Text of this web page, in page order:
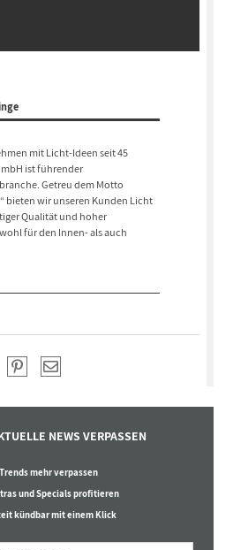
mit Licht-Ideen seit 45
ist führender
Getreu dem Motto
bieten wir unseren Kunden Licht
Qualität und hoher
für den Innen- als auch
NEWS VERPASSEN
mehr verpassen
und Specials profitieren
kündbar mit einem Klick